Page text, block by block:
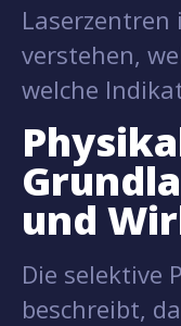
Laserzentren
verstehen,
welche
und
Die selektive
beschreibt,